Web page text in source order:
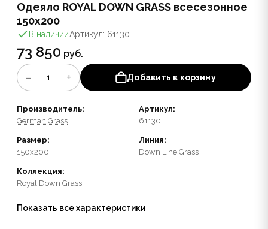
Одеяло ROYAL DOWN GRASS всесезонное
150x200
В наличииАртикул: 61130
73 850 руб.
− 1 + Добавить в корзину
Производитель:
German Grass
Артикул:
61130
Размер:
150x200
Линия:
Down Line Grass
Коллекция:
Royal Down Grass
Показать все характеристики